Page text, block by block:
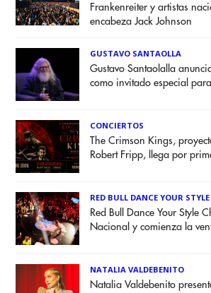
Frankenreiter y artistas
encabeza Jack Johnson
GUSTAVO SANTAOLLA
Gustavo Santaolalla
como invitado especial
CONCIERTOS
The Crimson Kings,
Robert Fripp, llega por
RED BULL DANCE YOUR STYLE
Red Bull Dance Your Style
Nacional y comienza la
NATALIA VALDEBENITO
Natalia Valdebenito